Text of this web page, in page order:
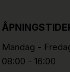
Mandag -
08:00 - 16:00